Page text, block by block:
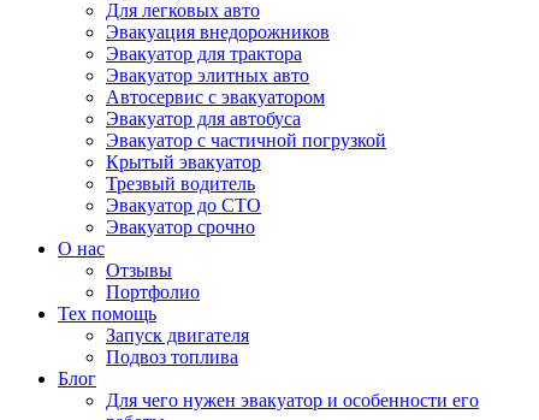
Для легковых авто
Эвакуация внедорожников
Эвакуатор для трактора
Эвакуатор элитных авто
Автосервис с эвакуатором
Эвакуатор для автобуса
Эвакуатор с частичной погрузкой
Крытый эвакуатор
Трезвый водитель
Эвакуатор до СТО
Эвакуатор срочно
О нас
Отзывы
Портфолио
Тех помощь
Запуск двигателя
Подвоз топлива
Блог
Для чего нужен эвакуатор и особенности его